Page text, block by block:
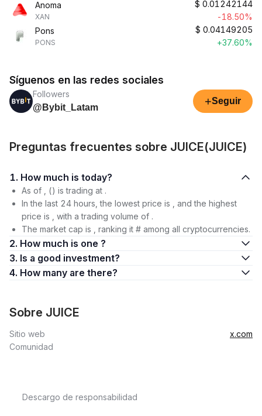
Anoma
XAN
$ 0.01242144
-18.50%
Pons
PONS
$ 0.04149205
+37.60%
Síguenos en las redes sociales
Followers
@Bybit_Latam
+Seguir
Preguntas frecuentes sobre JUICE(JUICE)
1. How much is today?
As of , () is trading at .
In the last 24 hours, the lowest price is , and the highest
price is , with a trading volume of .
The market cap is , ranking it # among all cryptocurrencies.
2. How much is one ?
3. Is a good investment?
4. How many are there?
Sobre JUICE
Sitio web
x.com
Comunidad
Descargo de responsabilidad